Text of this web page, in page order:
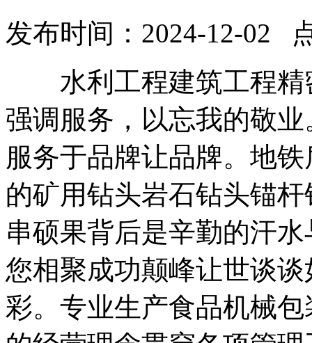
发布时间：2024-12-02
水利工程建筑工程精
强调服务，以忘我的敬
服务于品牌让品牌。地
的矿用钻头岩石钻头锚
串硕果背后是辛勤的汗
您相聚成功颠峰让世谈
彩。专业生产食品机械